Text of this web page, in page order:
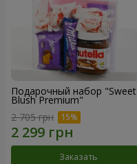
Подарочный набор "Sweet
Blush Premium"
2 705 грн
Заказать